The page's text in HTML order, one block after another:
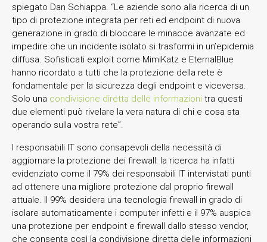
spiegato Dan Schiappa. “Le aziende sono alla ricerca di un
tipo di protezione integrata per reti ed endpoint di nuova
generazione in grado di bloccare le minacce avanzate ed
impedire che un incidente isolato si trasformi in un’epidemia
diffusa. Sofisticati exploit come MimiKatz e EternalBlue
hanno ricordato a tutti che la protezione della rete è
fondamentale per la sicurezza degli endpoint e viceversa.
Solo una condivisione diretta delle informazioni tra questi
due elementi può rivelare la vera natura di chi e cosa sta
operando sulla vostra rete”.
I responsabili IT sono consapevoli della necessità di
aggiornare la protezione dei firewall: la ricerca ha infatti
evidenziato come il 79% dei responsabili IT intervistati punti
ad ottenere una migliore protezione dal proprio firewall
attuale. Il 99% desidera una tecnologia firewall in grado di
isolare automaticamente i computer infetti e il 97% auspica
una protezione per endpoint e firewall dallo stesso vendor,
che consenta così la condivisione diretta delle informazioni